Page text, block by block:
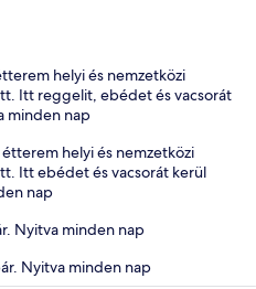
helyi és nemzetközi
Itt reggelit, ebédet és vacsorát
minden nap
étterem helyi és nemzetközi
Itt ebédet és vacsorát kerül
nap
Nyitva minden nap
Nyitva minden nap